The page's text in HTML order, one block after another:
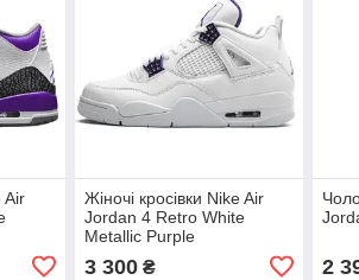
Air
Жіночі кросівки Nike Air
Jordan 4 Retro White
Metallic Purple
3 300₴ 2